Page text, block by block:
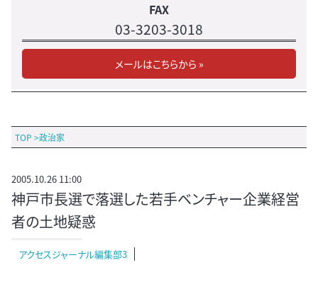
FAX
03-3203-3018
メールはこちらから »
TOP >政治家
2005.10.26 11:00
神戸市長選で落選した若手ベンチャー企業経営
者の土地疑惑
アクセスジャーナル編集部3